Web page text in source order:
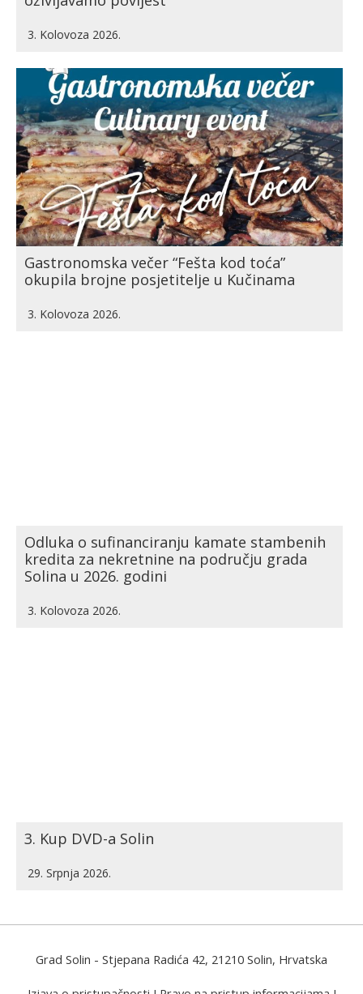
3. Kolovoza 2026.
Gastronomska večer “Fešta kod toća”
okupila brojne posjetitelje u Kučinama
3. Kolovoza 2026.
Odluka o sufinanciranju kamate stambenih
kredita za nekretnine na području grada
Solina u 2026. godini
3. Kolovoza 2026.
3. Kup DVD-a Solin
29. Srpnja 2026.
Grad Solin - Stjepana Radića 42, 21210 Solin, Hrvatska